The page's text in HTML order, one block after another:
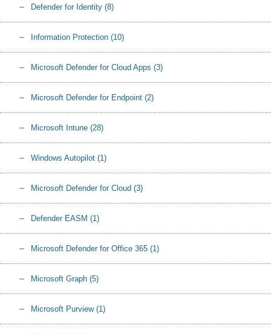
Defender for Identity (8)
Information Protection (10)
Microsoft Defender for Cloud Apps (3)
Microsoft Defender for Endpoint (2)
Microsoft Intune (28)
Windows Autopilot (1)
Microsoft Defender for Cloud (3)
Defender EASM (1)
Microsoft Defender for Office 365 (1)
Microsoft Graph (5)
Microsoft Purview (1)